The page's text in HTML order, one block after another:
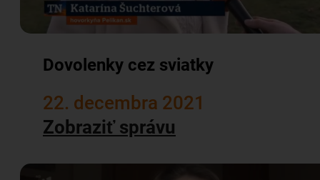
Dovolenky cez sviatky
22. decembra 2021
Zobraziť správu